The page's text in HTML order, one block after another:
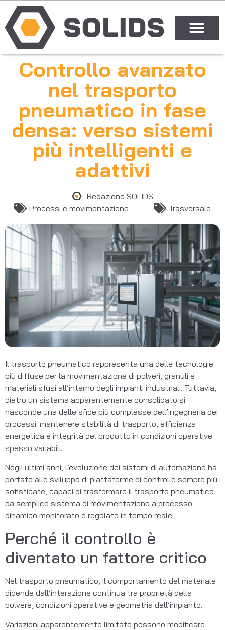
Controllo avanzato
nel trasporto
pneumatico in fase
densa: verso sistemi
più intelligenti e
adattivi
Redazione SOLIDS
Processi e movimentazione
Trasversale
Il trasporto pneumatico rappresenta una delle tecnologie
più diffuse per la movimentazione di polveri, granuli e
materiali sfusi all’interno degli impianti industriali. Tuttavia,
dietro un sistema apparentemente consolidato si
nasconde una delle sfide più complesse dell’ingegneria dei
processi: mantenere stabilità di trasporto, efficienza
energetica e integrità del prodotto in condizioni operative
spesso variabili.
Negli ultimi anni, l’evoluzione dei sistemi di automazione ha
portato allo sviluppo di piattaforme di controllo sempre più
sofisticate, capaci di trasformare il trasporto pneumatico
da semplice sistema di movimentazione a processo
dinamico monitorato e regolato in tempo reale.
Perché il controllo è
diventato un fattore critico
Nel trasporto pneumatico, il comportamento del materiale
dipende dall’interazione continua tra proprietà della
polvere, condizioni operative e geometria dell’impianto.
Variazioni apparentemente limitate possono modificare